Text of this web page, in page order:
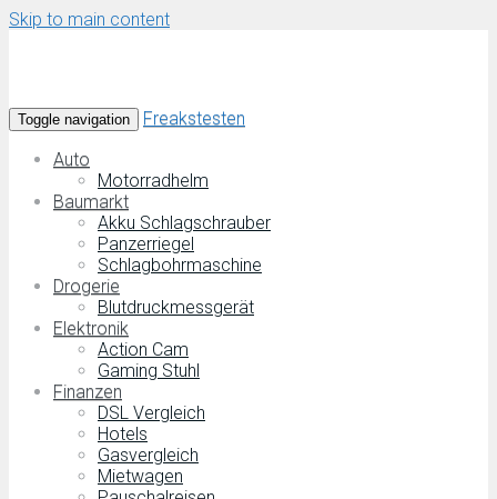
Skip to main content
Toggle navigation
Freakstesten
Auto
Motorradhelm
Baumarkt
Akku Schlagschrauber
Panzerriegel
Schlagbohrmaschine
Drogerie
Blutdruckmessgerät
Elektronik
Action Cam
Gaming Stuhl
Finanzen
DSL Vergleich
Hotels
Gasvergleich
Mietwagen